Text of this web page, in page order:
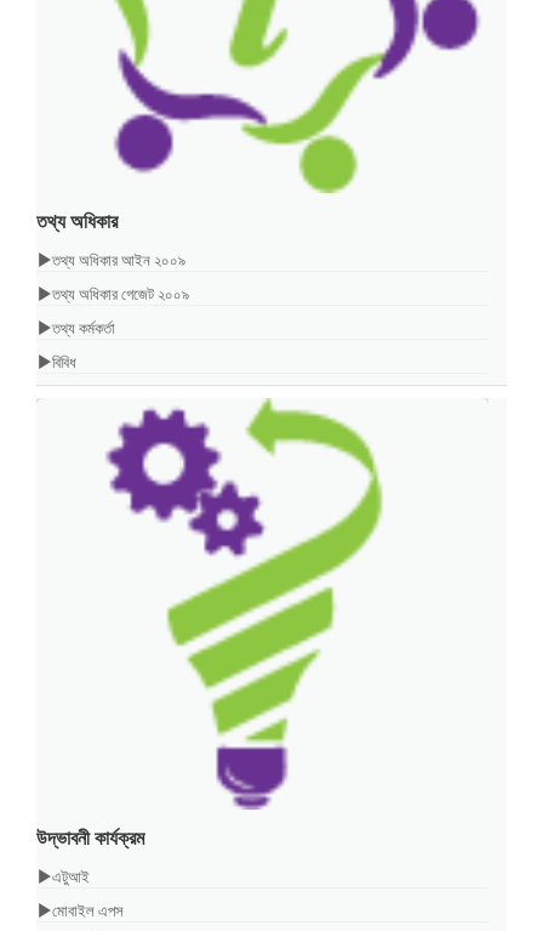
তথ্য অধিকার
তথ্য অধিকার আইন ২০০৯
তথ্য অধিকার গেজেট ২০০৯
তথ্য কর্মকর্তা
বিবিধ
উদ্ভাবনী কার্যক্রম
এটুআই
মোবাইল এপস